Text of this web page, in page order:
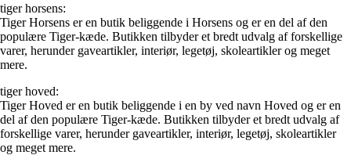
tiger horsens:
Tiger Horsens er en butik beliggende i Horsens og er en del af den
populære Tiger-kæde. Butikken tilbyder et bredt udvalg af forskellige
varer, herunder gaveartikler, interiør, legetøj, skoleartikler og meget
mere.
tiger hoved:
Tiger Hoved er en butik beliggende i en by ved navn Hoved og er en
del af den populære Tiger-kæde. Butikken tilbyder et bredt udvalg af
forskellige varer, herunder gaveartikler, interiør, legetøj, skoleartikler
og meget mere.